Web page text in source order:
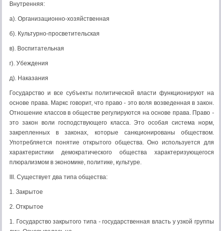
Внутренняя:
а). Организационно-хозяйственная
б). Культурно-просветительская
в). Воспитательная
г). Убеждения
д). Наказания
Государство и все субъекты политической власти функционируют на
основе права. Маркс говорит, что право - это воля возведенная в закон.
Отношение классов в обществе регулируются на основе права. Право -
это закон воли господствующего класса. Это особая система норм,
закрепленных в законах, которые санкционированы обществом.
Употребляется понятие открытого общества. Оно используется для
характеристики демократического общества характеризующегося
плюрализмом в экономике, политике, культуре.
III. Существует два типа общества:
1. Закрытое
2. Открытое
1. Государство закрытого типа - государственная власть у узкой группы